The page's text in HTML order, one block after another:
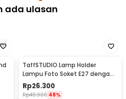
ada ulasan
TaffSTUDIO Lamp Holder
Lampu Foto Soket E27 dengan
Dudukan Payung Kabel 1.6M -
HQ-DZ001
Rp26.300
Rp49.900 48%